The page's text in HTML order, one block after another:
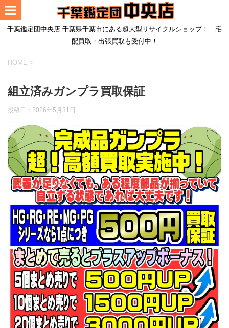
千葉鑑定団中央店 千葉県千葉市にある超大型リサイクルショップ！ 宅
配買取・出張買取も受付中！
HOME >
組立済みガンプラ買取保証
投稿日： 2026年5月31日